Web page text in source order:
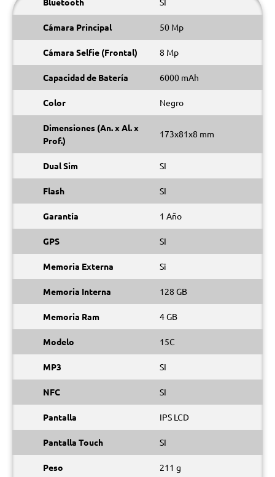
Cámara Principal 50 Mp
Cámara Selfie (Frontal) 8 Mp
Capacidad de Batería 6000 mAh
Color Negro
Dimensiones (An. x Al. x
Prof.)
173x81x8 mm
Dual Sim SI
Flash SI
Garantía 1 Año
GPS SI
Memoria Externa Si
Memoria Interna 128 GB
Memoria Ram 4 GB
Modelo 15C
MP3 SI
NFC SI
Pantalla IPS LCD
Pantalla Touch SI
Peso 211 g